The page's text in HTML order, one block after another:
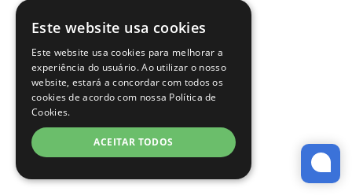
Este website usa cookies
Este website usa cookies para melhorar a
experiência do usuário. Ao utilizar o nosso
website, estará a concordar com todos os
cookies de acordo com nossa Política de
Cookies.
ACEITAR TODOS